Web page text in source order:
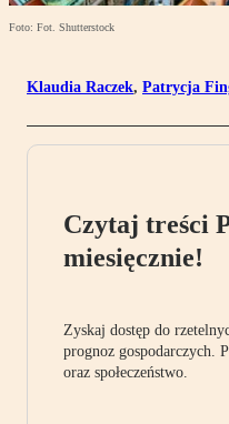
Foto: Fot. Shutterstock
Klaudia Raczek, Patrycja
Czytaj treści
miesięcznie!
Zyskaj dostęp do
prognoz gospodarczych.
oraz społeczeństwo.